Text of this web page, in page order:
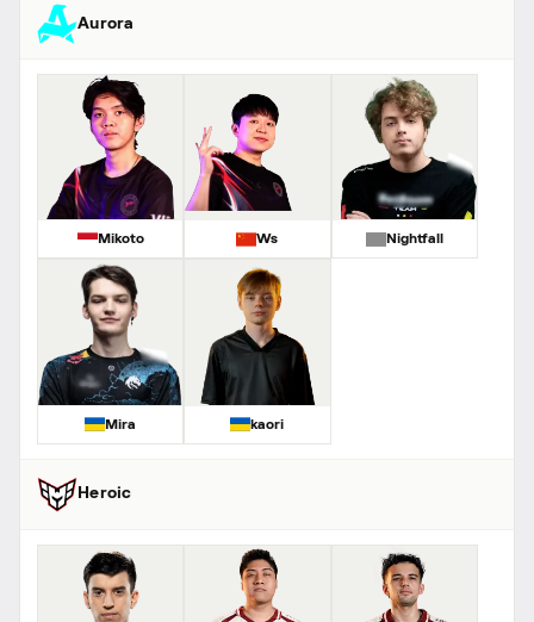
Aurora
Mikoto Ws Nightfall
Mira kaori
Heroic